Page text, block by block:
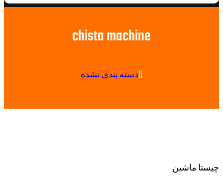
chista machine
|
|دسته بندی نشده
چیستا ماشین